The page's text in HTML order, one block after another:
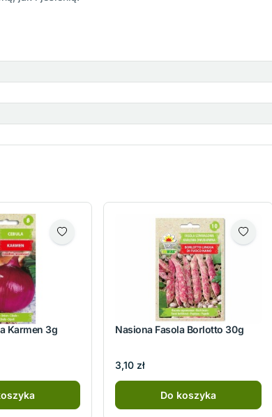
Karmen 3g Nasiona Fasola Borlotto 30g
3,10 zł
Do koszyka